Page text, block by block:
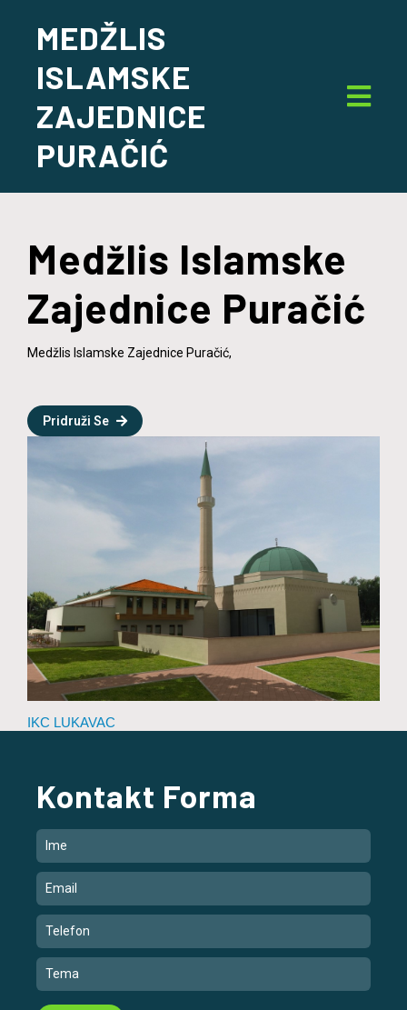
MEDŽLIS
ISLAMSKE
ZAJEDNICE
PURAČIĆ
Medžlis Islamske
Zajednice Puračić
Medžlis Islamske Zajednice Puračić,
Pridruži Se
IKC LUKAVAC
Kontakt Forma